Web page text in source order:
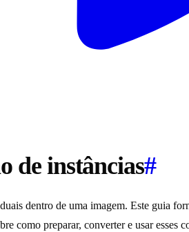
de instâncias#
dentro de uma imagem. Este guia
como preparar, converter e usar esses